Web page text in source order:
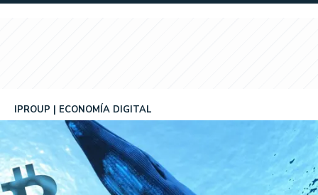
IPROUP ECONOMÍA DIGITAL